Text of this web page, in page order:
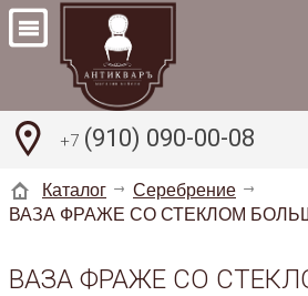
+7 (910) 090-00-08
Каталог
Серебрение
ВАЗА ФРАЖЕ СО СТЕКЛОМ
ВАЗА ФРАЖЕ СО